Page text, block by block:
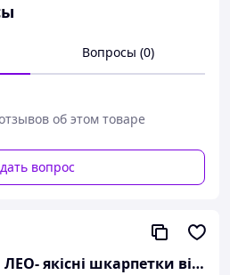
Вопросы (0)
об этом товаре
вопрос
Шкарпетки ЛЕО- якісні шкарпетки від Українського виробника